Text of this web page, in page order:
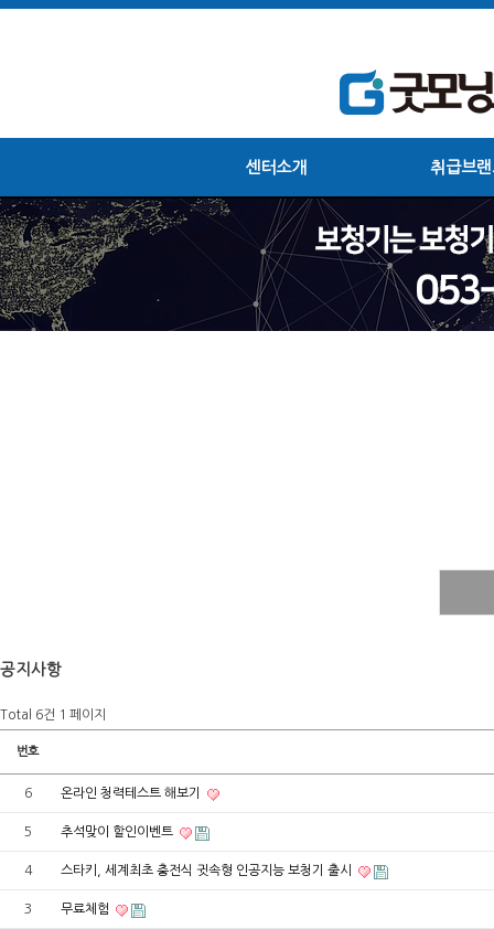
센터소개 취급브
공지사항
Total 6건 1 페이지
번호
6 온라인 청력테스트 해보기
5 추석맞이 할인이벤트
4 스타키, 세계최초 충전식 귓속형 인공지능 보청기 출시
3 무료체험